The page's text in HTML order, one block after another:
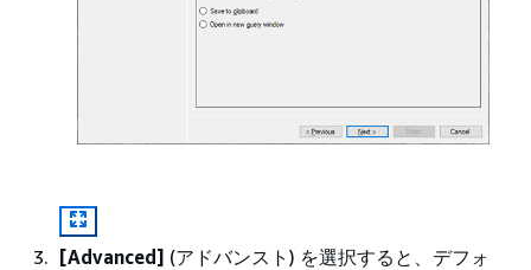
[Advanced] (アドバンスト) を選択すると、デフォ